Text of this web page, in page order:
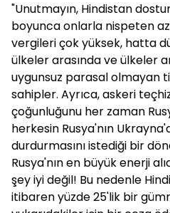
"Unutmayın, Hindistan
boyunca onlarla nispeten
vergileri çok yüksek, hatta
ülkeler arasında ve ülkeler
uygunsuz parasal olmayan
sahipler. Ayrıca, askeri
çoğunluğunu her zaman
herkesin Rusya'nın
durdurmasını istediği bir
Rusya'nın en büyük enerji
şey iyi değil! Bu nedenle
itibaren yüzde 25'lik bir